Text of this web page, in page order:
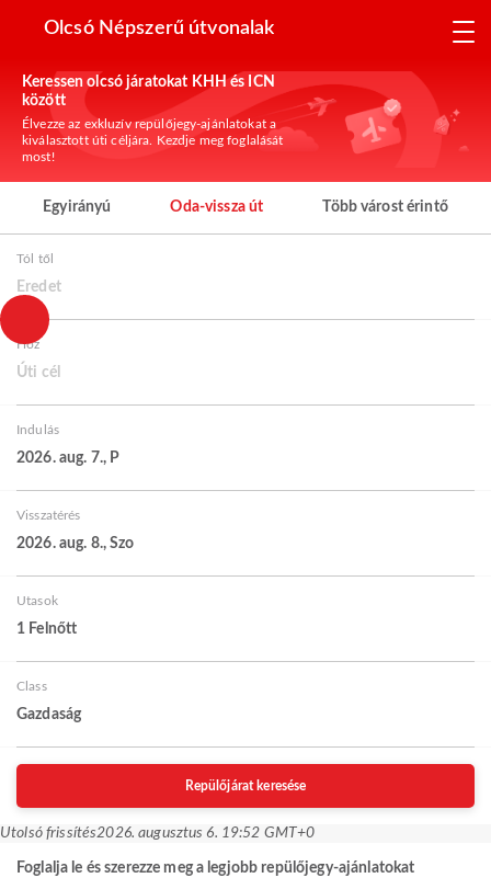
Olcsó Népszerű útvonalak
Keressen olcsó járatokat KHH és ICN
között
Élvezze az exkluzív repülőjegy-ajánlatokat a
kiválasztott úti céljára. Kezdje meg foglalását
most!
Egyirányú Oda-vissza út Több várost érintő
Tól től
Eredet
Hoz
Úti cél
Indulás
2026. aug. 7., P
Visszatérés
2026. aug. 8., Szo
Utasok
1 Felnőtt
Class
Gazdaság
Repülőjárat keresése
Utolsó frissítés2026. augusztus 6. 19:52 GMT+0
Foglalja le és szerezze meg a legjobb repülőjegy-ajánlatokat